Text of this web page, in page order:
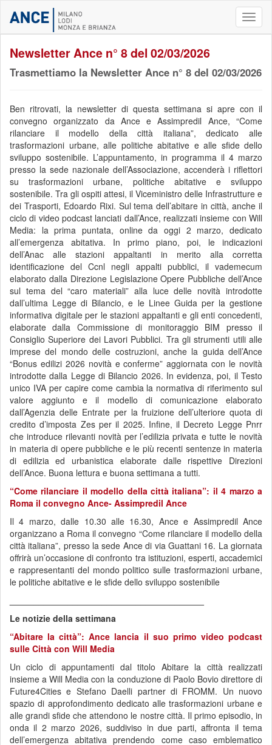
Newsletter Ance n° 8 del 02/03/2026
Trasmettiamo la Newsletter Ance n° 8 del 02/03/2026
Ben ritrovati, la newsletter di questa settimana si apre con il
convegno organizzato da Ance e Assimpredil Ance, “Come
rilanciare il modello della città italiana”, dedicato alle
trasformazioni urbane, alle politiche abitative e alle sfide dello
sviluppo sostenibile. L’appuntamento, in programma il 4 marzo
presso la sede nazionale dell’Associazione, accenderà i riflettori
su trasformazioni urbane, politiche abitative e sviluppo
sostenibile. Tra gli ospiti attesi, il Viceministro delle Infrastrutture e
dei Trasporti, Edoardo Rixi. Sul tema dell’abitare in città, anche il
ciclo di video podcast lanciati dall’Ance, realizzati insieme con Will
Media: la prima puntata, online da oggi 2 marzo, dedicato
all’emergenza abitativa. In primo piano, poi, le indicazioni
dell’Anac alle stazioni appaltanti in merito alla corretta
identificazione del Ccnl negli appalti pubblici, il vademecum
elaborato dalla Direzione Legislazione Opere Pubbliche dell’Ance
sul tema del “caro materiali” alla luce delle novità introdotte
dall’ultima Legge di Bilancio, e le Linee Guida per la gestione
informativa digitale per le stazioni appaltanti e gli enti concedenti,
elaborate dalla Commissione di monitoraggio BIM presso il
Consiglio Superiore dei Lavori Pubblici. Tra gli strumenti utili alle
imprese del mondo delle costruzioni, anche la guida dell’Ance
“Bonus edilizi 2026 novità e conferme” aggiornata con le novità
introdotte dalla Legge di Bilancio 2026. In evidenza, poi, il Testo
unico IVA per capire come cambia la normativa di riferimento sul
valore aggiunto e il modello di comunicazione elaborato
dall’Agenzia delle Entrate per la fruizione dell’ulteriore quota di
credito d’imposta Zes per il 2025. Infine, il Decreto Legge Pnrr
che introduce rilevanti novità per l’edilizia privata e tutte le novità
in materia di opere pubbliche e le più recenti sentenze in materia
di edilizia ed urbanistica elaborate dalle rispettive Direzioni
dell’Ance. Buona lettura e buona settimana a tutti.
“Come rilanciare il modello della città italiana”: il 4 marzo a
Roma il convegno Ance- Assimpredil Ance
Il 4 marzo, dalle 10.30 alle 16.30, Ance e Assimpredil Ance
organizzano a Roma il convegno “Come rilanciare il modello della
città italiana”, presso la sede Ance di via Guattani 16. La giornata
offrirà un’occasione di confronto tra istituzioni, esperti, accademici
e rappresentanti del mondo politico sulle trasformazioni urbane,
le politiche abitative e le sfide dello sviluppo sostenibile
Le notizie della settimana
“Abitare la città”: Ance lancia il suo primo video podcast
sulle Città con Will Media
Un ciclo di appuntamenti dal titolo Abitare la città realizzati
insieme a Will Media con la conduzione di Paolo Bovio direttore di
Future4Cities e Stefano Daelli partner di FROMM. Un nuovo
spazio di approfondimento dedicato alle trasformazioni urbane e
alle grandi sfide che attendono le nostre città. Il primo episodio, in
onda il 2 marzo 2026, suddiviso in due parti, affronta il tema
dell’emergenza abitativa prendendo come caso emblematico